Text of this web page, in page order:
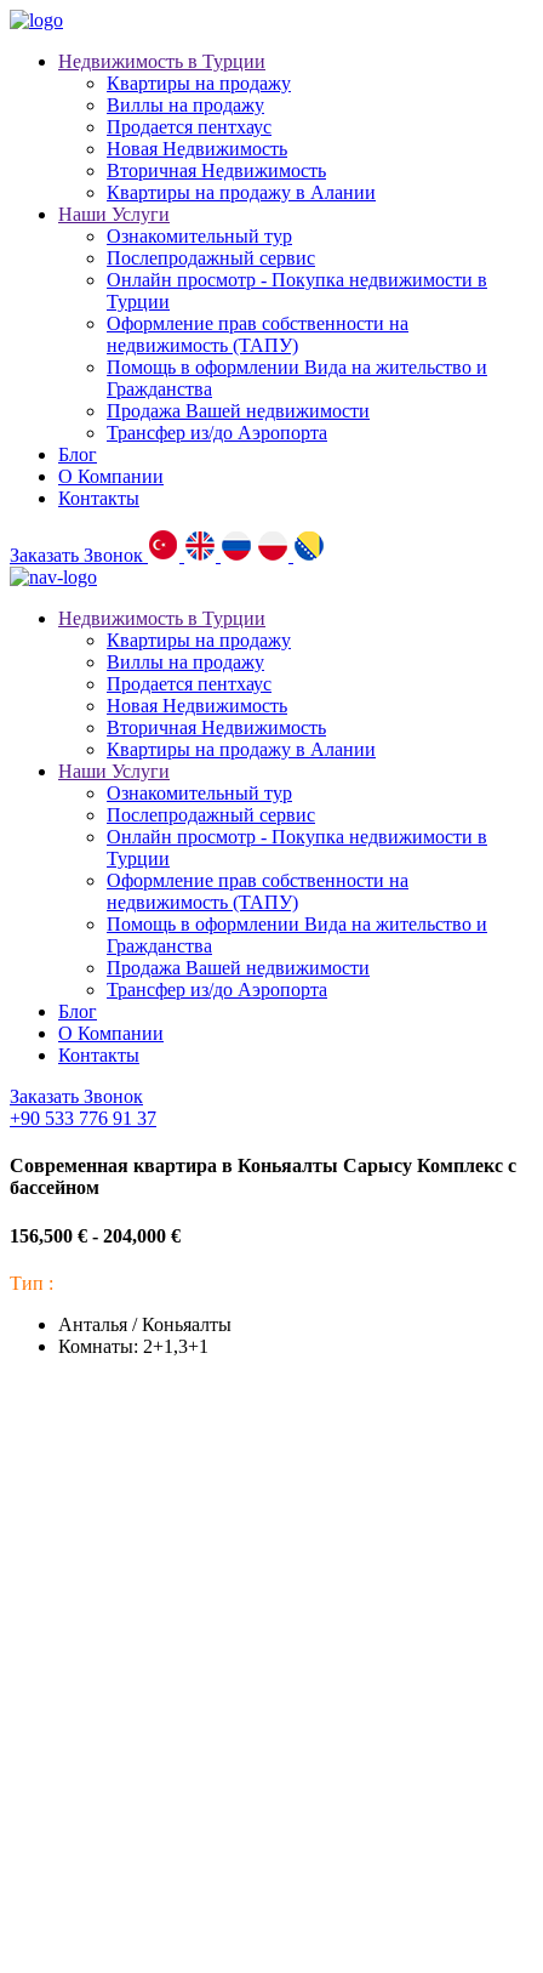
Недвижимость в Турции
Квартиры на продажу
Виллы на продажу
Продается пентхаус
Новая Недвижимость
Вторичная Недвижимость
Квартиры на продажу в Алании
Наши Услуги
Ознакомительный тур
Послепродажный сервис
Онлайн просмотр - Покупка недвижимости в
Турции
Оформление прав собственности на
недвижимость (ТАПУ)
Помощь в оформлении Вида на жительство и
Гражданства
Продажа Вашей недвижимости
Трансфер из/до Аэропорта
Блог
О Компании
Контакты
Заказать Звонок
Недвижимость в Турции
Квартиры на продажу
Виллы на продажу
Продается пентхаус
Новая Недвижимость
Вторичная Недвижимость
Квартиры на продажу в Алании
Наши Услуги
Ознакомительный тур
Послепродажный сервис
Онлайн просмотр - Покупка недвижимости в
Турции
Оформление прав собственности на
недвижимость (ТАПУ)
Помощь в оформлении Вида на жительство и
Гражданства
Продажа Вашей недвижимости
Трансфер из/до Аэропорта
Блог
О Компании
Контакты
Заказать Звонок
+90 533 776 91 37
Современная квартира в Коньяалты Сарысу Комплекс с
бассейном
156,500 € - 204,000 €
Тип :
Анталья / Коньяалты
Комнаты: 2+1,3+1